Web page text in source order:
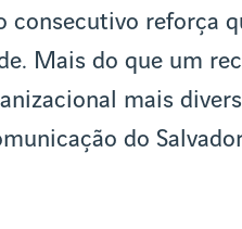
consecutivo reforça
Mais do que um
mais
do